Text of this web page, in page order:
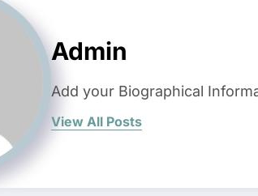
Admin
Add your Biographical
View All Posts